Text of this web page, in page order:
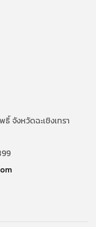
จังหวัดฉะเชิงเทรา